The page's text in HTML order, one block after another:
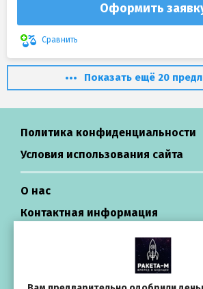
Оформить
Сравнить
Показать ещё 20
Политика конфиденциальности
Условия использования сайта
О нас
Контактная информация